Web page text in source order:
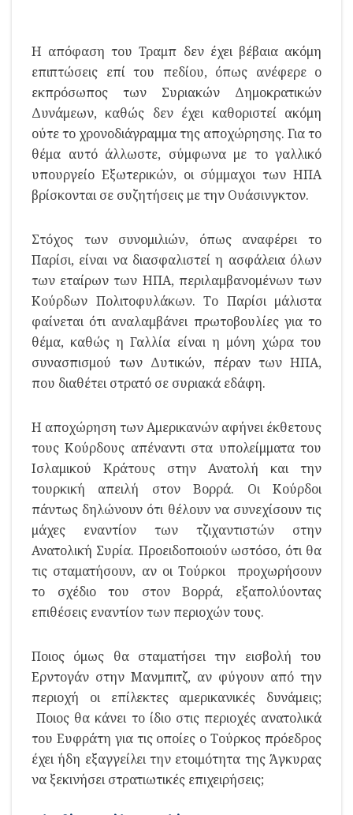
Η απόφαση του Τραμπ δεν έχει βέβαια ακόμη
επιπτώσεις επί του πεδίου, όπως ανέφερε ο
εκπρόσωπος των Συριακών Δημοκρατικών
Δυνάμεων, καθώς δεν έχει καθοριστεί ακόμη
ούτε το χρονοδιάγραμμα της αποχώρησης. Για το
θέμα αυτό άλλωστε, σύμφωνα με το γαλλικό
υπουργείο Εξωτερικών, οι σύμμαχοι των ΗΠΑ
βρίσκονται σε συζητήσεις με την Ουάσινγκτον.
Στόχος των συνομιλιών, όπως αναφέρει το
Παρίσι, είναι να διασφαλιστεί η ασφάλεια όλων
των εταίρων των ΗΠΑ, περιλαμβανομένων των
Κούρδων Πολιτοφυλάκων. Το Παρίσι μάλιστα
φαίνεται ότι αναλαμβάνει πρωτοβουλίες για το
θέμα, καθώς η Γαλλία είναι η μόνη χώρα του
συνασπισμού των Δυτικών, πέραν των ΗΠΑ,
που διαθέτει στρατό σε συριακά εδάφη.
Η αποχώρηση των Αμερικανών αφήνει έκθετους
τους Κούρδους απέναντι στα υπολείμματα του
Ισλαμικού Κράτους στην Ανατολή και την
τουρκική απειλή στον Βορρά. Οι Κούρδοι
πάντως δηλώνουν ότι θέλουν να συνεχίσουν τις
μάχες εναντίον των τζιχαντιστών στην
Ανατολική Συρία. Προειδοποιούν ωστόσο, ότι θα
τις σταματήσουν, αν οι Τούρκοι προχωρήσουν
το σχέδιο του στον Βορρά, εξαπολύοντας
επιθέσεις εναντίον των περιοχών τους.
Ποιος όμως θα σταματήσει την εισβολή του
Ερντογάν στην Μανμπιτζ, αν φύγουν από την
περιοχή οι επίλεκτες αμερικανικές δυνάμεις;
Ποιος θα κάνει το ίδιο στις περιοχές ανατολικά
του Ευφράτη για τις οποίες ο Τούρκος πρόεδρος
έχει ήδη εξαγγείλει την ετοιμότητα της Άγκυρας
να ξεκινήσει στρατιωτικές επιχειρήσεις;